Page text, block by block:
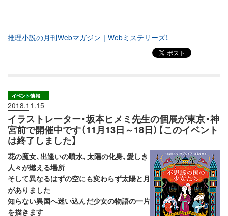
推理小説の月刊Webマガジン｜Webミステリーズ！
2018.11.15
イラストレーター・坂本ヒメミ先生の個展が東京・神
宮前で開催中です（11月13日～18日）【このイベント
は終了しました】
花の魔女、出逢いの噴水、太陽の化身、愛しき
人々が燃える場所
そして異なるはずの空にも変わらず太陽と月
がありました
知らない異国へ迷い込んだ少女の物語の一片
を描きます